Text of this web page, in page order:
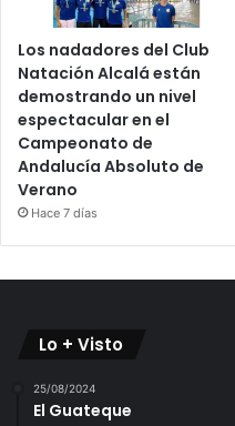
Los nadadores del Club
Natación Alcalá están
demostrando un nivel
espectacular en el
Campeonato de
Andalucía Absoluto de
Verano
Hace 7 días
Lo + Visto
25/08/2024
El Guateque